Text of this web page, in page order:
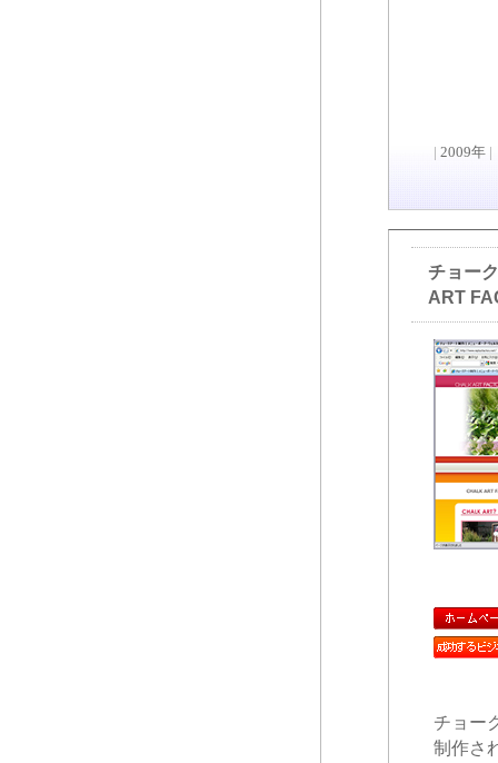
| 2009年 |
チョー
ART
チョー
制作さ